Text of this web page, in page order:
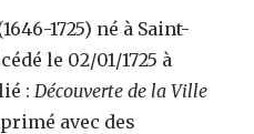
1725) né à Saint-
le 02/01/1725 à
: Découverte de la Ville
avec des